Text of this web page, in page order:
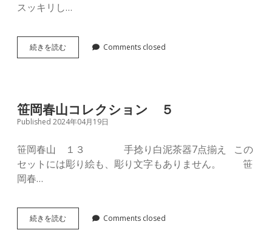
スッキリし…
続きを読む笹
岡
ク
シ
ン
６
Comments closed
笹岡春山コレクション ５
Published 2024年04月19日
笹岡春山 １３ 手捻り白泥茶器7点揃え この
セットには彫り絵も、彫り文字もありません。 笹
岡春…
続きを読む笹
岡
Comments closed